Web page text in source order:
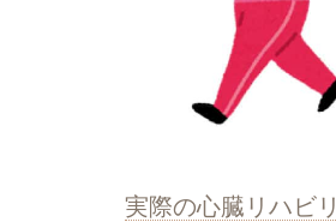
実際の心臓リハビ